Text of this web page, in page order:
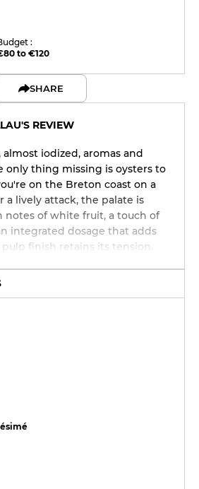
:
to €120
SHARE
REVIEW
iodized, aromas and
only thing missing is oysters to
on the Breton coast on a
a lively attack, the palate is
notes of white fruit, a touch of
integrated dosage that adds
finish retains its tension.